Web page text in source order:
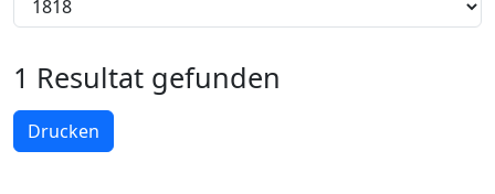
1 Resultat gefunden
Drucken